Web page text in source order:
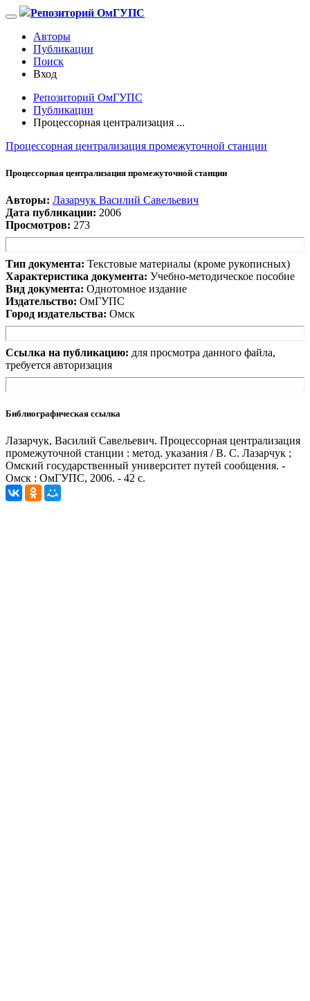
Репозиторий ОмГУПС
Авторы
Публикации
Поиск
Вход
Репозиторий ОмГУПС
Публикации
Процессорная централизация ...
Процессорная централизация промежуточной станции
Процессорная централизация промежуточной станции
Авторы: Лазарчук Василий Савельевич
Дата публикации: 2006
Просмотров: 273
Тип документа: Текстовые материалы (кроме рукописных)
Характеристика документа: Учебно-методическое пособие
Вид документа: Однотомное издание
Издательство: ОмГУПС
Город издательства: Омск
Ссылка на публикацию: для просмотра данного файла,
требуется авторизация
Библиографическая ссылка
Лазарчук, Василий Савельевич. Процессорная централизация
промежуточной станции : метод. указания / В. С. Лазарчук ;
Омский государственный университет путей сообщения. -
Омск : ОмГУПС, 2006. - 42 с.